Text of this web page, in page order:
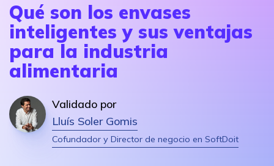
Qué son los envases
inteligentes y sus ventajas
para la industria
alimentaria
Validado por
Lluís Soler Gomis
Cofundador y Director de negocio en SoftDoit